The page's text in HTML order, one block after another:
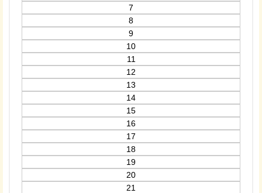
7
8
9
10
11
12
13
14
15
16
17
18
19
20
21